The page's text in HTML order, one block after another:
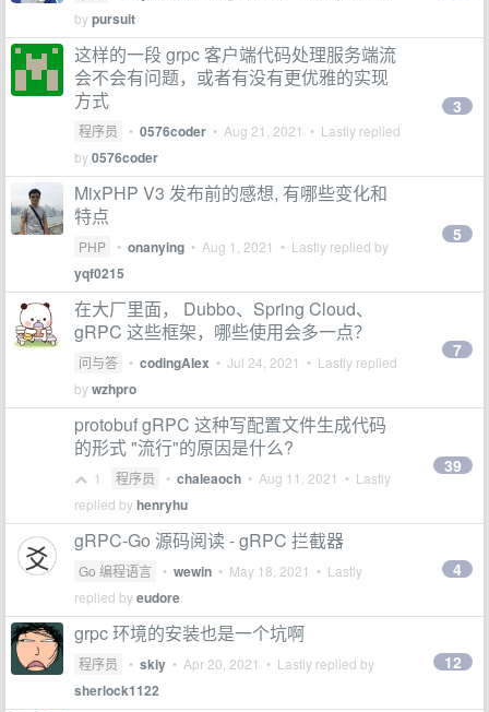
bypursuit
这样的一段 grpc 客户端代码处理服务端流
会不会有问题，或者有没有更优雅的实现
方式
程序员 • 0576coder • Aug 21, 2021 • Lastly replied
by0576coder
3
MixPHP V3 发布前的感想, 有哪些变化和
特点
PHP • onanying • Aug 1, 2021 • Lastly replied by
yqf0215
5
在大厂里面， Dubbo、Spring Cloud、
gRPC 这些框架，哪些使用会多一点？
问与答 • codingAlex • Jul 24, 2021 • Lastly replied
bywzhpro
7
protobuf gRPC 这种写配置文件生成代码
的形式 "流行"的原因是什么?
1 程序员 • chaleaoch • Aug 11, 2021 • Lastly
replied byhenryhu
39
gRPC-Go 源码阅读 - gRPC 拦截器
Go 编程语言 • wewin • May 18, 2021 • Lastly
replied byeudore
4
grpc 环境的安装也是一个坑啊
程序员 • skiy • Apr 20, 2021 • Lastly replied by
sherlock1122
12